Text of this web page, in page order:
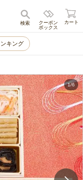
キャンセル
クーポン
ボックス
検索 カート
キング
1/6